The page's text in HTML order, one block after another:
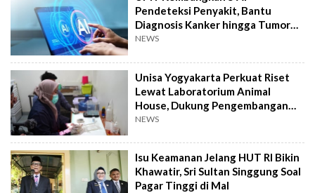
Pendeteksi Penyakit, Bantu
Diagnosis Kanker hingga Tumor
Otak Lebih Cepat
NEWS
Unisa Yogyakarta Perkuat Riset
Lewat Laboratorium Animal
House, Dukung Pengembangan
Kandidat Obat
NEWS
Isu Keamanan Jelang HUT RI Bikin
Khawatir, Sri Sultan Singgung Soal
Pagar Tinggi di Mal